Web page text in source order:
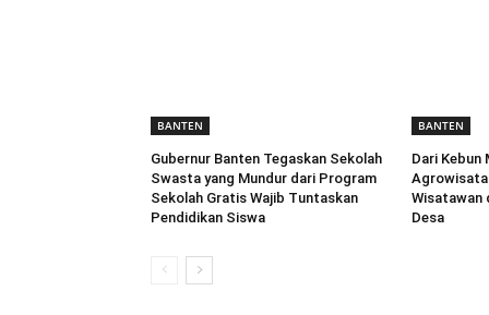
BANTEN
Gubernur Banten Tegaskan Sekolah
Swasta yang Mundur dari Program
Sekolah Gratis Wajib Tuntaskan
Pendidikan Siswa
BANTEN
Dari Kebun
Agrowisata
Wisatawan
Desa